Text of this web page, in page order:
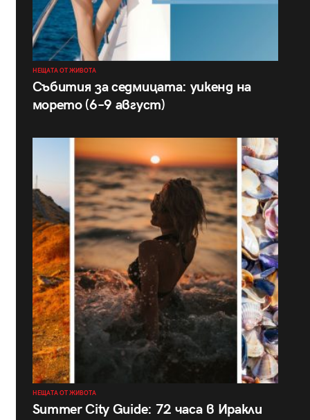
НЕЩАТА ОТ ЖИВОТА
Събития за седмицата: уикенд на
морето (6–9 август)
НЕЩАТА ОТ ЖИВОТА
Summer City Guide: 72 часа в Иракли